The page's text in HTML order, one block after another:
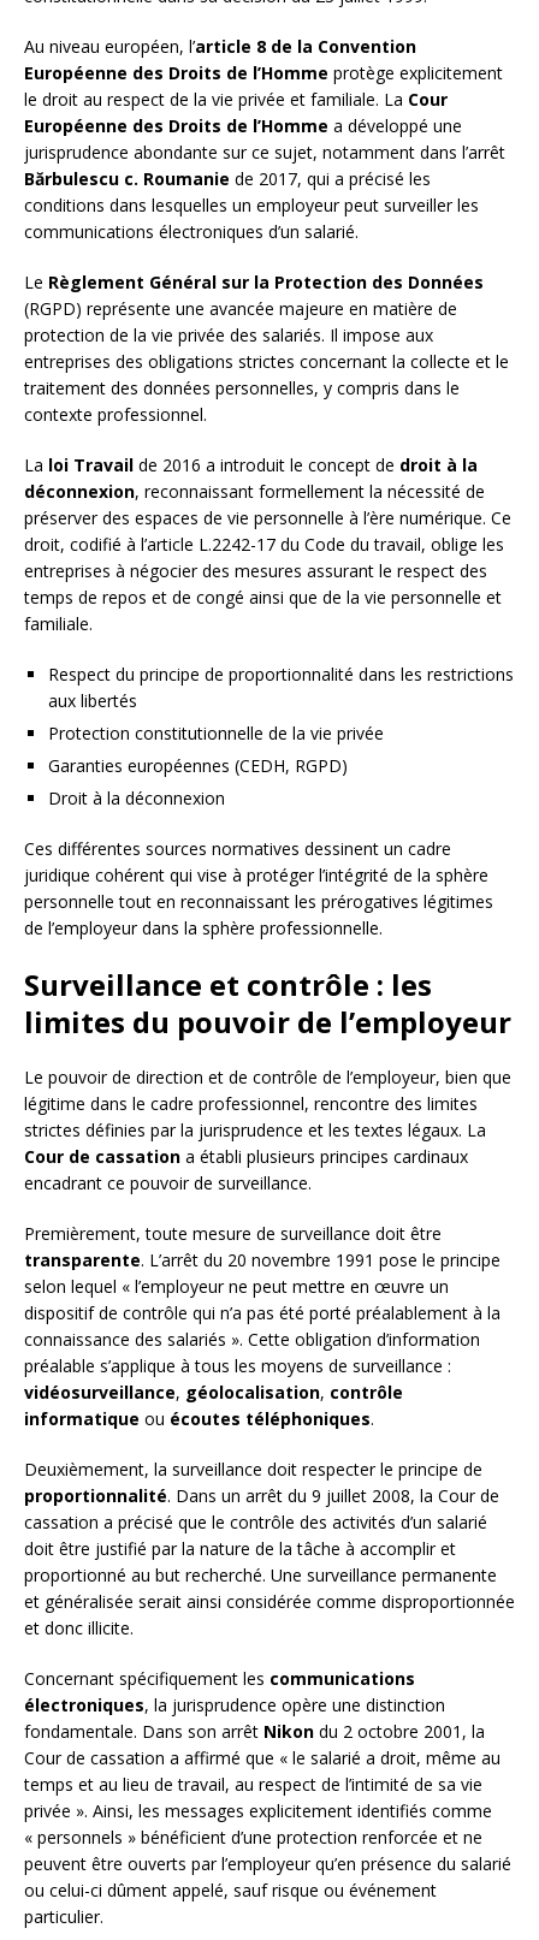
Au niveau européen, l’article 8 de la Convention
Européenne des Droits de l’Homme protège explicitement
le droit au respect de la vie privée et familiale. La Cour
Européenne des Droits de l’Homme a développé une
jurisprudence abondante sur ce sujet, notamment dans l’arrêt
Bărbulescu c. Roumanie de 2017, qui a précisé les
conditions dans lesquelles un employeur peut surveiller les
communications électroniques d’un salarié.
Le Règlement Général sur la Protection des Données
(RGPD) représente une avancée majeure en matière de
protection de la vie privée des salariés. Il impose aux
entreprises des obligations strictes concernant la collecte et le
traitement des données personnelles, y compris dans le
contexte professionnel.
La loi Travail de 2016 a introduit le concept de droit à la
déconnexion, reconnaissant formellement la nécessité de
préserver des espaces de vie personnelle à l’ère numérique. Ce
droit, codifié à l’article L.2242-17 du Code du travail, oblige les
entreprises à négocier des mesures assurant le respect des
temps de repos et de congé ainsi que de la vie personnelle et
familiale.
Respect du principe de proportionnalité dans les restrictions
aux libertés
Protection constitutionnelle de la vie privée
Garanties européennes (CEDH, RGPD)
Droit à la déconnexion
Ces différentes sources normatives dessinent un cadre
juridique cohérent qui vise à protéger l’intégrité de la sphère
personnelle tout en reconnaissant les prérogatives légitimes
de l’employeur dans la sphère professionnelle.
Surveillance et contrôle : les
limites du pouvoir de l’employeur
Le pouvoir de direction et de contrôle de l’employeur, bien que
légitime dans le cadre professionnel, rencontre des limites
strictes définies par la jurisprudence et les textes légaux. La
Cour de cassation a établi plusieurs principes cardinaux
encadrant ce pouvoir de surveillance.
Premièrement, toute mesure de surveillance doit être
transparente. L’arrêt du 20 novembre 1991 pose le principe
selon lequel « l’employeur ne peut mettre en œuvre un
dispositif de contrôle qui n’a pas été porté préalablement à la
connaissance des salariés ». Cette obligation d’information
préalable s’applique à tous les moyens de surveillance :
vidéosurveillance, géolocalisation, contrôle
informatique ou écoutes téléphoniques.
Deuxièmement, la surveillance doit respecter le principe de
proportionnalité. Dans un arrêt du 9 juillet 2008, la Cour de
cassation a précisé que le contrôle des activités d’un salarié
doit être justifié par la nature de la tâche à accomplir et
proportionné au but recherché. Une surveillance permanente
et généralisée serait ainsi considérée comme disproportionnée
et donc illicite.
Concernant spécifiquement les communications
électroniques, la jurisprudence opère une distinction
fondamentale. Dans son arrêt Nikon du 2 octobre 2001, la
Cour de cassation a affirmé que « le salarié a droit, même au
temps et au lieu de travail, au respect de l’intimité de sa vie
privée ». Ainsi, les messages explicitement identifiés comme
« personnels » bénéficient d’une protection renforcée et ne
peuvent être ouverts par l’employeur qu’en présence du salarié
ou celui-ci dûment appelé, sauf risque ou événement
particulier.